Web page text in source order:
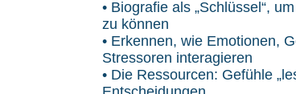
• Biografie als „Schlüssel“,
zu können
• Erkennen, wie Emotionen,
Stressoren interagieren
• Die Ressourcen: Gefühle